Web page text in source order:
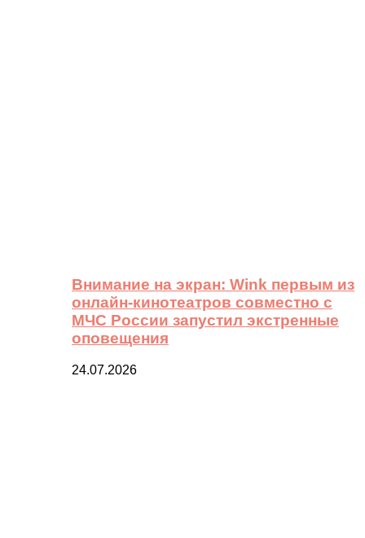
Внимание на экран: Wink первым из
онлайн-кинотеатров совместно с
МЧС России запустил экстренные
оповещения
24.07.2026